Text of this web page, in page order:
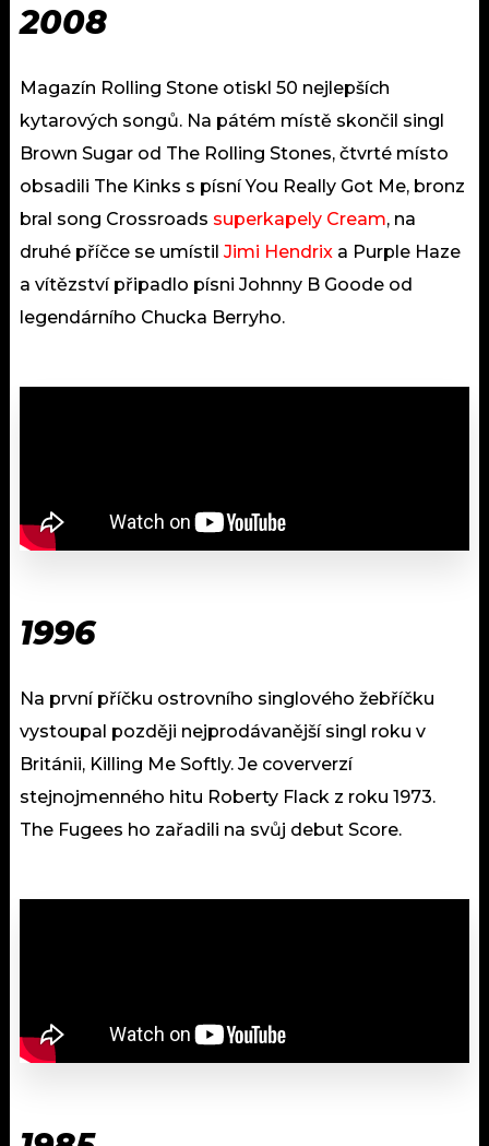
2008
Magazín Rolling Stone otiskl 50 nejlepších
kytarových songů. Na pátém místě skončil singl
Brown Sugar od The Rolling Stones, čtvrté místo
obsadili The Kinks s písní You Really Got Me, bronz
bral song Crossroads superkapely Cream, na
druhé příčce se umístil Jimi Hendrix a Purple Haze
a vítězství připadlo písni Johnny B Goode od
legendárního Chucka Berryho.
1996
Na první příčku ostrovního singlového žebříčku
vystoupal později nejprodávanější singl roku v
Británii, Killing Me Softly. Je coververzí
stejnojmenného hitu Roberty Flack z roku 1973.
The Fugees ho zařadili na svůj debut Score.